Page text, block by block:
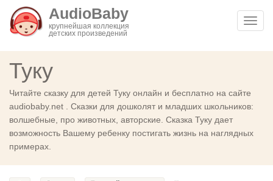
AudioBaby
крупнейшая коллекция
детских произведений
Туку
Читайте сказку для детей Туку онлайн и бесплатно на сайте
audiobaby.net . Сказки для дошколят и младших школьников:
волшебные, про животных, авторские. Сказка Туку дает
возможность Вашему ребенку постигать жизнь на наглядных
примерах.